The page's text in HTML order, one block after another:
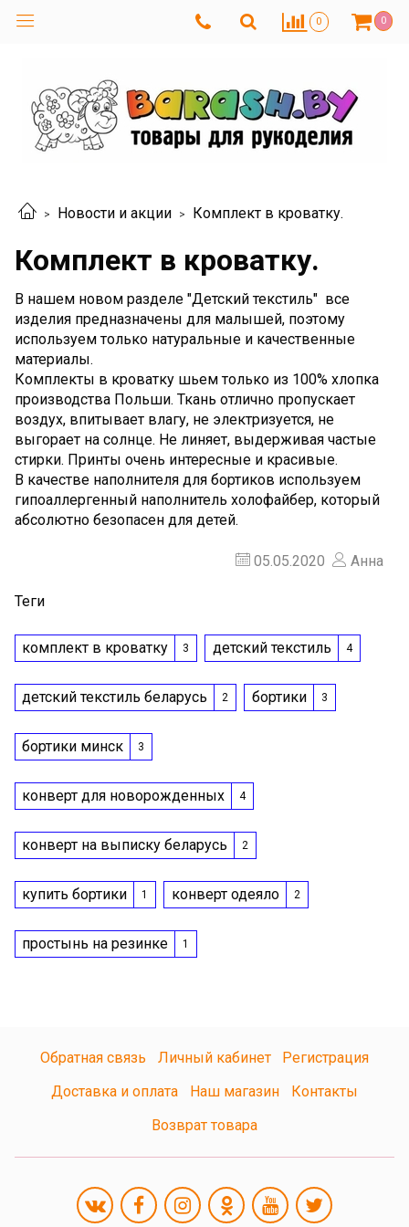
0 0
Новости и акции Комплект в кроватку.
Комплект в кроватку.
В нашем новом разделе "Детский текстиль" все
изделия предназначены для малышей, поэтому
используем только натуральные и качественные
материалы.
Комплекты в кроватку шьем только из 100% хлопка
производства Польши. Ткань отлично пропускает
воздух, впитывает влагу, не электризуется, не
выгорает на солнце. Не линяет, выдерживая частые
стирки. Принты очень интересные и красивые.
В качестве наполнителя для бортиков используем
гипоаллергенный наполнитель холофайбер, который
абсолютно безопасен для детей.
05.05.2020 Анна
Теги
комплект в кроватку 3 детский текстиль 4
детский текстиль беларусь 2 бортики 3
бортики минск 3
конверт для новорожденных 4
конверт на выписку беларусь 2
купить бортики 1 конверт одеяло 2
простынь на резинке 1
Обратная связь Личный кабинет
Регистрация
Доставка и оплата
Наш магазин
Контакты
Возврат товара